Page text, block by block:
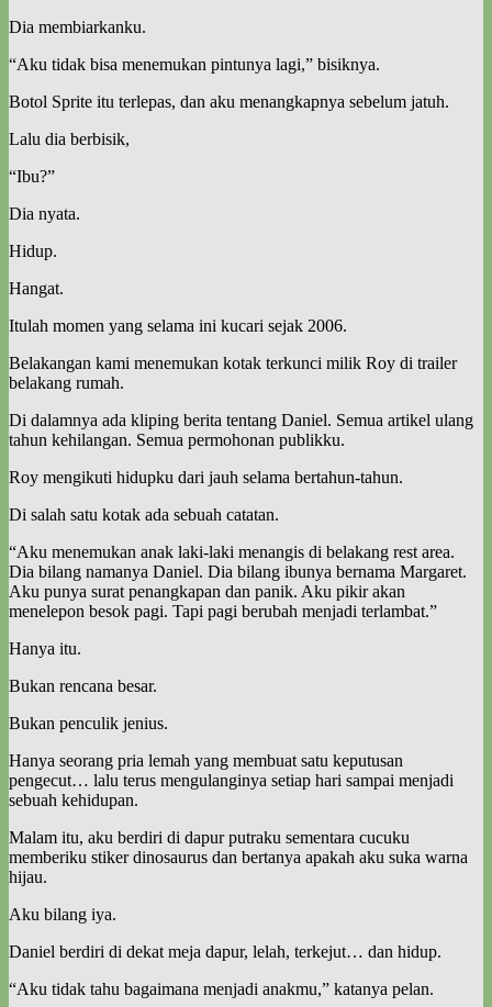
Dia membiarkanku.
“Aku tidak bisa menemukan pintunya lagi,” bisiknya.
Botol Sprite itu terlepas, dan aku menangkapnya sebelum jatuh.
Lalu dia berbisik,
“Ibu?”
Dia nyata.
Hidup.
Hangat.
Itulah momen yang selama ini kucari sejak 2006.
Belakangan kami menemukan kotak terkunci milik Roy di trailer
belakang rumah.
Di dalamnya ada kliping berita tentang Daniel. Semua artikel ulang
tahun kehilangan. Semua permohonan publikku.
Roy mengikuti hidupku dari jauh selama bertahun-tahun.
Di salah satu kotak ada sebuah catatan.
“Aku menemukan anak laki-laki menangis di belakang rest area.
Dia bilang namanya Daniel. Dia bilang ibunya bernama Margaret.
Aku punya surat penangkapan dan panik. Aku pikir akan
menelepon besok pagi. Tapi pagi berubah menjadi terlambat.”
Hanya itu.
Bukan rencana besar.
Bukan penculik jenius.
Hanya seorang pria lemah yang membuat satu keputusan
pengecut… lalu terus mengulanginya setiap hari sampai menjadi
sebuah kehidupan.
Malam itu, aku berdiri di dapur putraku sementara cucuku
memberiku stiker dinosaurus dan bertanya apakah aku suka warna
hijau.
Aku bilang iya.
Daniel berdiri di dekat meja dapur, lelah, terkejut… dan hidup.
“Aku tidak tahu bagaimana menjadi anakmu,” katanya pelan.